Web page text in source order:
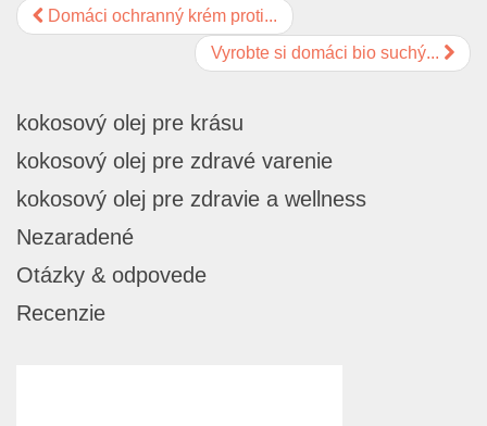
Domáci ochranný krém proti...
Vyrobte si domáci bio suchý...
kokosový olej pre krásu
kokosový olej pre zdravé varenie
kokosový olej pre zdravie a wellness
Nezaradené
Otázky & odpovede
Recenzie